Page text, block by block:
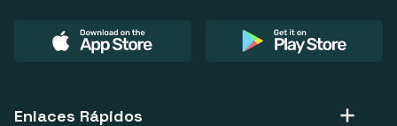
Enlaces Rápidos